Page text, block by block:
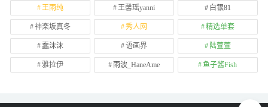
王雨纯 王馨瑶yanni 白银81
神楽坂真冬 秀人网 精选单套
蠢沫沫 语画界 陆萱萱
雅拉伊 雨波_HaneAme 鱼子酱Fish